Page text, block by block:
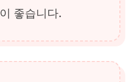
좋습니다.